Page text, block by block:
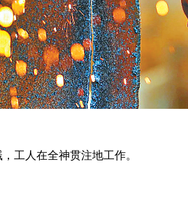
工人在全神贯注地工作。